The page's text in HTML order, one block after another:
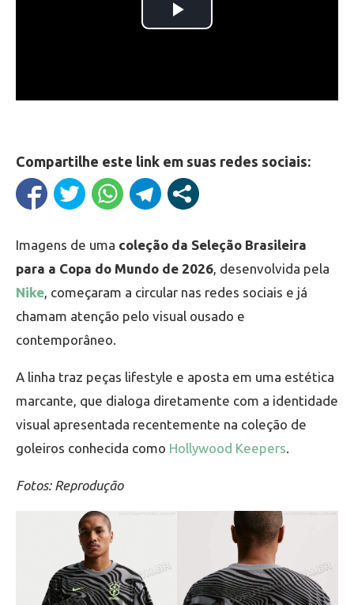
Compartilhe este link em suas redes sociais:
Imagens de uma coleção da Seleção Brasileira
para a Copa do Mundo de 2026, desenvolvida pela
Nike, começaram a circular nas redes sociais e já
chamam atenção pelo visual ousado e
contemporâneo.
A linha traz peças lifestyle e aposta em uma estética
marcante, que dialoga diretamente com a identidade
visual apresentada recentemente na coleção de
goleiros conhecida como Hollywood Keepers.
Fotos: Reprodução